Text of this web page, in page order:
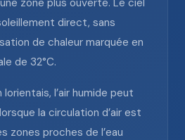
zone plus ouverte. Le ciel
direct, sans
de chaleur marquée en
de 32°C.
l’air humide peut
la circulation d’air est
zones proches de l’eau